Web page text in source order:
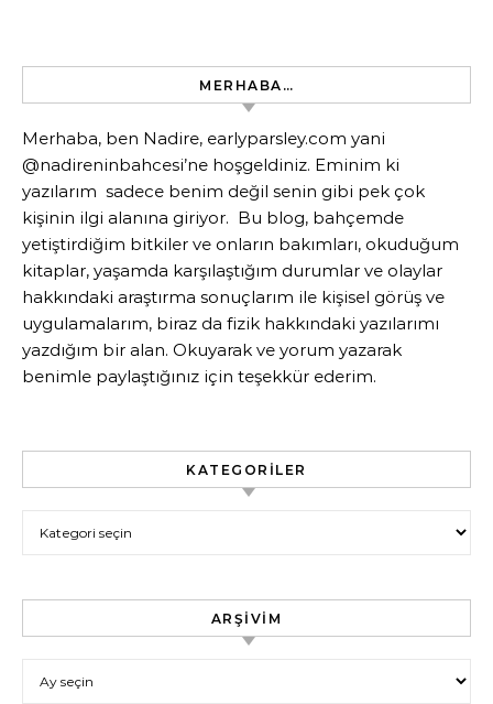
MERHABA…
Merhaba, ben Nadire, earlyparsley.com yani
@nadireninbahcesi’ne hoşgeldiniz. Eminim ki
yazılarım sadece benim değil senin gibi pek çok
kişinin ilgi alanına giriyor. Bu blog, bahçemde
yetiştirdiğim bitkiler ve onların bakımları, okuduğum
kitaplar, yaşamda karşılaştığım durumlar ve olaylar
hakkındaki araştırma sonuçlarım ile kişisel görüş ve
uygulamalarım, biraz da fizik hakkındaki yazılarımı
yazdığım bir alan. Okuyarak ve yorum yazarak
benimle paylaştığınız için teşekkür ederim.
KATEGORILER
ARŞIVIM